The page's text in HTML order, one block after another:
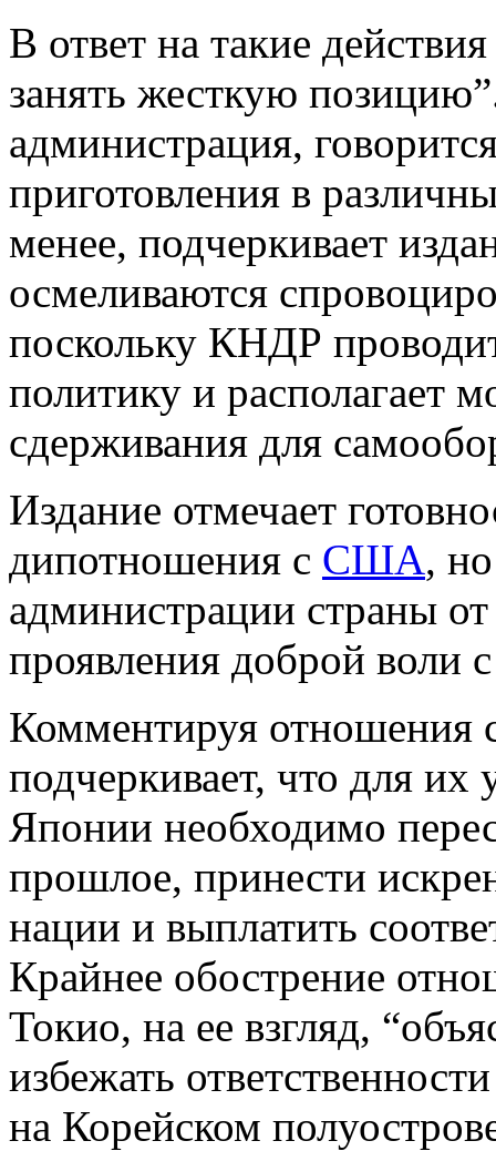
В ответ на такие
занять жесткую
администрация,
приготовления в
менее, подчеркивает
осмеливаются
поскольку КНДР
политику и
сдерживания для
Издание отмечает
дипотношения с США,
администрации страны
проявления доброй воли
Комментируя отношения
подчеркивает, что для
Японии необходимо
прошлое, принести
нации и выплатить
Крайнее обострение
Токио, на ее взгляд,
избежать
на Корейском